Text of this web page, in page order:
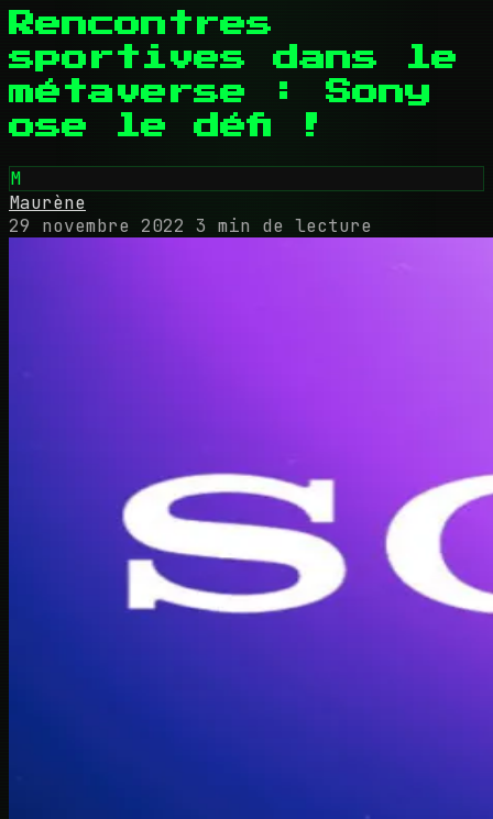
Rencontres
sportives dans le
métaverse : Sony
ose le défi !
M
Maurène
29 novembre 2022 3 min de lecture